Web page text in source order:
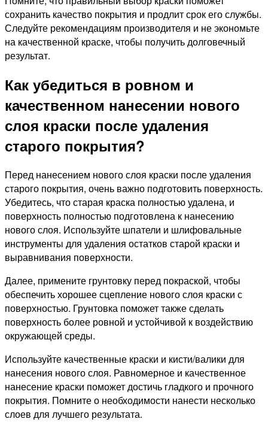
сохранить качество покрытия и продлит срок его службы.
Следуйте рекомендациям производителя и не экономьте
на качественной краске, чтобы получить долговечный
результат.
Как убедиться в ровном и
качественном нанесении нового
слоя краски после удаления
старого покрытия?
Перед нанесением нового слоя краски после удаления
старого покрытия, очень важно подготовить поверхность.
Убедитесь, что старая краска полностью удалена, и
поверхность полностью подготовлена к нанесению
нового слоя. Используйте шпатели и шлифовальные
инструменты для удаления остатков старой краски и
выравнивания поверхности.
Далее, примените грунтовку перед покраской, чтобы
обеспечить хорошее сцепление нового слоя краски с
поверхностью. Грунтовка поможет также сделать
поверхность более ровной и устойчивой к воздействию
окружающей среды.
Используйте качественные краски и кисти/валики для
нанесения нового слоя. Равномерное и качественное
нанесение краски поможет достичь гладкого и прочного
покрытия. Помните о необходимости нанести несколько
слоев для лучшего результата.